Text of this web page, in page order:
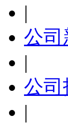
|
公司
|
公司
|